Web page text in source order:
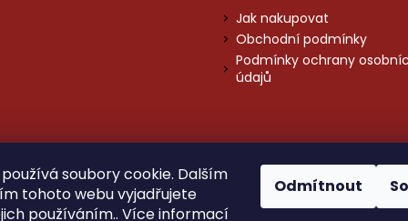
soubory cookie. Dalším
tohoto webu vyjadřujete
používáním.. Více informací
Odmítnout
Jak nakupovat
Obchodní podmínky
Podmínky ochrany
údajů
Váš spolehlivý partner
Od roku 2012